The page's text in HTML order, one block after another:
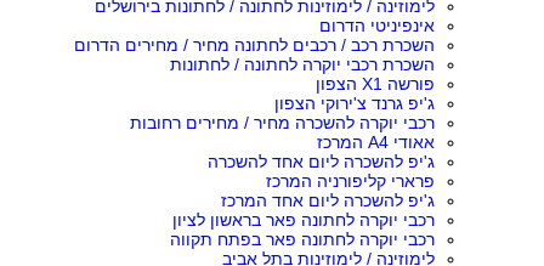
לימוזינה / לימוזינות לחתונה / לחתונות בירושלים
אינפיניטי הדרום
השכרת רכב / רכבים לחתונה מחיר / מחירים הדרום
השכרת רכבי יוקרה לחתונה / לחתונות
פורשה X1 הצפון
ג'יפ גרנד צ'ירוקי הצפון
רכבי יוקרה להשכרה מחיר / מחירים רחובות
אאודי A4 המרכז
ג'יפ להשכרה ליום אחד להשכרה
פרארי קליפורניה המרכז
ג'יפ להשכרה ליום אחד המרכז
רכבי יוקרה לחתונה פאר בראשון לציון
רכבי יוקרה לחתונה פאר בפתח תקווה
לימוזינה / לימוזינות בתל אביב